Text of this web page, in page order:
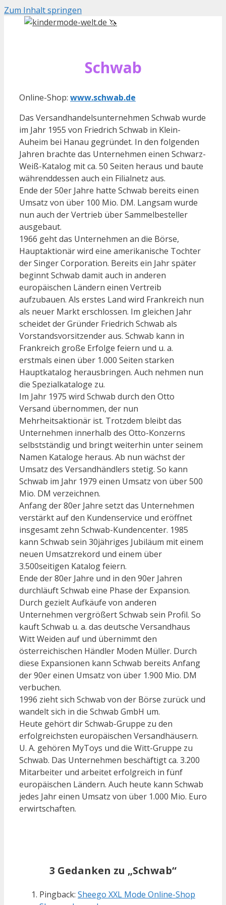
Zum Inhalt springen
Schwab
Online-Shop: www.schwab.de
Das Versandhandelsunternehmen Schwab wurde
im Jahr 1955 von Friedrich Schwab in Klein-
Auheim bei Hanau gegründet. In den folgenden
Jahren brachte das Unternehmen einen Schwarz-
Weiß-Katalog mit ca. 50 Seiten heraus und baute
währenddessen auch ein Filialnetz aus.
Ende der 50er Jahre hatte Schwab bereits einen
Umsatz von über 100 Mio. DM. Langsam wurde
nun auch der Vertrieb über Sammelbesteller
ausgebaut.
1966 geht das Unternehmen an die Börse,
Hauptaktionär wird eine amerikanische Tochter
der Singer Corporation. Bereits ein Jahr später
beginnt Schwab damit auch in anderen
europäischen Ländern einen Vertreib
aufzubauen. Als erstes Land wird Frankreich nun
als neuer Markt erschlossen. Im gleichen Jahr
scheidet der Gründer Friedrich Schwab als
Vorstandsvorsitzender aus. Schwab kann in
Frankreich große Erfolge feiern und u. a.
erstmals einen über 1.000 Seiten starken
Hauptkatalog herausbringen. Auch nehmen nun
die Spezialkataloge zu.
Im Jahr 1975 wird Schwab durch den Otto
Versand übernommen, der nun
Mehrheitsaktionär ist. Trotzdem bleibt das
Unternehmen innerhalb des Otto-Konzerns
selbstständig und bringt weiterhin unter seinem
Namen Kataloge heraus. Ab nun wächst der
Umsatz des Versandhändlers stetig. So kann
Schwab im Jahr 1979 einen Umsatz von über 500
Mio. DM verzeichnen.
Anfang der 80er Jahre setzt das Unternehmen
verstärkt auf den Kundenservice und eröffnet
insgesamt zehn Schwab-Kundencenter. 1985
kann Schwab sein 30jähriges Jubiläum mit einem
neuen Umsatzrekord und einem über
3.500seitigen Katalog feiern.
Ende der 80er Jahre und in den 90er Jahren
durchläuft Schwab eine Phase der Expansion.
Durch gezielt Aufkäufe von anderen
Unternehmen vergrößert Schwab sein Profil. So
kauft Schwab u. a. das deutsche Versandhaus
Witt Weiden auf und übernimmt den
österreichischen Händler Moden Müller. Durch
diese Expansionen kann Schwab bereits Anfang
der 90er einen Umsatz von über 1.900 Mio. DM
verbuchen.
1996 zieht sich Schwab von der Börse zurück und
wandelt sich in die Schwab GmbH um.
Heute gehört dir Schwab-Gruppe zu den
erfolgreichsten europäischen Versandhäusern.
U. A. gehören MyToys und die Witt-Gruppe zu
Schwab. Das Unternehmen beschäftigt ca. 3.200
Mitarbeiter und arbeitet erfolgreich in fünf
europäischen Ländern. Auch heute kann Schwab
jedes Jahr einen Umsatz von über 1.000 Mio. Euro
erwirtschaften.
3 Gedanken zu „Schwab“
Pingback: Sheego XXL Mode Online-Shop